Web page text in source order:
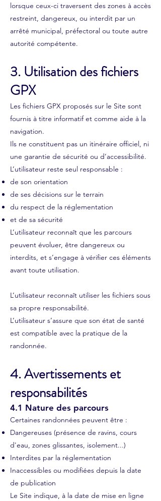
lorsque ceux-ci traversent des zones à accès
restreint, dangereux, ou interdit par un
arrêté municipal, préfectoral ou toute autre
autorité compétente.
3. Utilisation des fichiers
GPX
Les fichiers GPX proposés sur le Site sont
fournis à titre informatif et comme aide à la
navigation.
Ils ne constituent pas un itinéraire officiel, ni
une garantie de sécurité ou d’accessibilité.
L’utilisateur reste seul responsable :
de son orientation
de ses décisions sur le terrain
du respect de la réglementation
et de sa sécurité
L’utilisateur reconnaît que les parcours
peuvent évoluer, être dangereux ou
interdits, et s’engage à vérifier ces éléments
avant toute utilisation.
L’utilisateur reconnaît utiliser les fichiers sous
sa propre responsabilité.
L’utilisateur s’assure que son état de santé
est compatible avec la pratique de la
randonnée.
4. Avertissements et
responsabilités
4.1 Nature des parcours
Certaines randonnées peuvent être :
Dangereuses (présence de ravins, cours
d'eau, zones glissantes, isolement...)
Interdites par la réglementation
Inaccessibles ou modifiées depuis la date
de publication
Le Site indique, à la date de mise en ligne